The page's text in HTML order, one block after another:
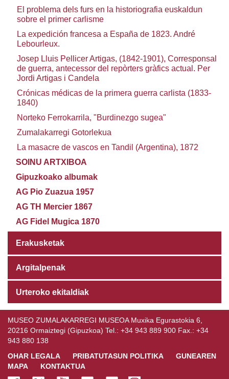
El problema dels furs en la historiografia euskaldun
sobre el primer carlisme
La expedición francesa a España de 1823. André
Lebourleux.
Josep Lluis Pellicer Artigas, (1842-1901), Corresponsal
de guerra, antecessor del repòrters gràfics actual. Per
Jordi Artigas i Candela
Crónicas médicas de la primera guerra carlista (1833-
1840)
Norteko Ferrokarrila, "Burdinezgo sugea"
Zumalakarregi Gotorlekua
La masacre de vascos en Tandil (Argentina), 1872
SOINU ARTXIBOA
Gipuzkoako albumak
AG Pio Zuazua 1957
AG TH Mercier 1867
AG Fidel Mugica 1870
Erakusketak
Argitalpenak
Urteroko ekitaldiak
MUSEO ZUMALAKARREGI MUSEOA Muxika Egurastokia 6,
20216 Ormaiztegi (Gipuzkoa) Tel.: +34 943 889 900 Fax.: +34
943 880 138
OHAR LEGALA
PRIBATUTASUN POLITIKA
GUNEAREN
MAPA
KONTAKTUA